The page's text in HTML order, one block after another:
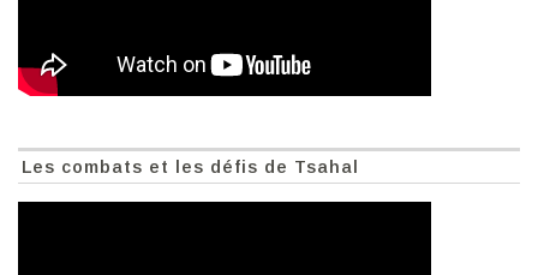
Les combats et les défis de Tsahal